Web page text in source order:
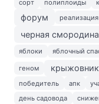
сорт полиплоиды
форум реализация
черная смородина
яблоки яблочный
геном крыжовник
победитель
апк
день садовода